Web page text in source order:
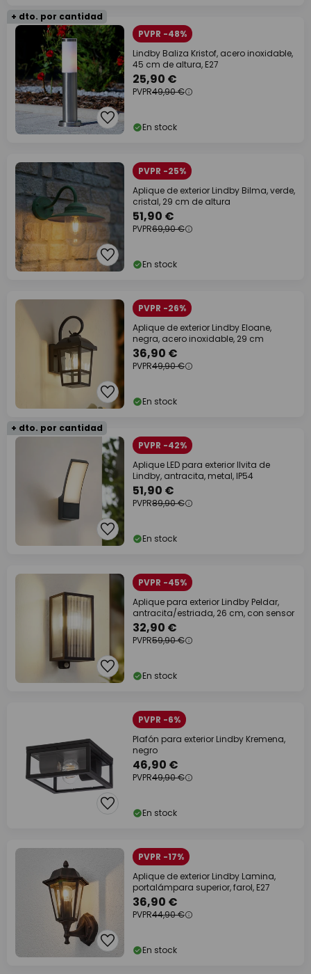
+ dto. por cantidad
PVPR -48%
Lindby Baliza Kristof, acero inoxidable,
45 cm de altura, E27
25,90 €
PVPR49,90 €
En stock
PVPR -25%
Aplique de exterior Lindby Bilma, verde,
cristal, 29 cm de altura
51,90 €
PVPR69,90 €
En stock
PVPR -26%
Aplique de exterior Lindby Eloane,
negra, acero inoxidable, 29 cm
36,90 €
PVPR49,90 €
En stock
+ dto. por cantidad
PVPR -42%
Aplique LED para exterior Ilvita de
Lindby, antracita, metal, IP54
51,90 €
PVPR89,90 €
En stock
PVPR -45%
Aplique para exterior Lindby Peldar,
antracita/estriada, 26 cm, con sensor
32,90 €
PVPR59,90 €
En stock
PVPR -6%
Plafón para exterior Lindby Kremena,
negro
46,90 €
PVPR49,90 €
En stock
PVPR -17%
Aplique de exterior Lindby Lamina,
portalámpara superior, farol, E27
36,90 €
PVPR44,90 €
En stock